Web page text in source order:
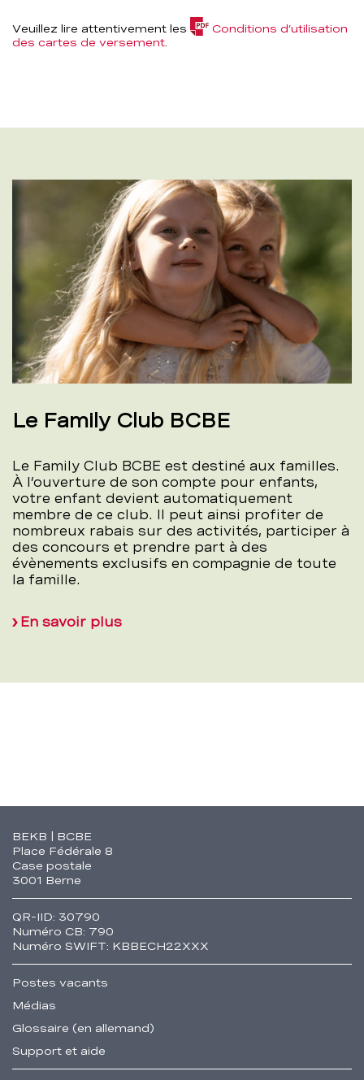
Veuillez lire attentivement les
Conditions d’utilisation
des cartes de versement(PDF,
Le Family Club BCBE
Le Family Club BCBE est destiné aux familles.
À l’ouverture de son compte pour enfants,
votre enfant devient automatiquement
membre de ce club. Il peut ainsi profiter de
nombreux rabais sur des activités, participer à
des concours et prendre part à des
évènements exclusifs en compagnie de toute
la famille.
En savoir plus
Fusszeile
BEKB | BCBE
Place Fédérale 8
Case postale
3001 Berne
QR-IID: 30790
Numéro CB: 790
Numéro SWIFT: KBBECH22XXX
Postes vacants
Médias
Glossaire (en allemand)
Support et aide